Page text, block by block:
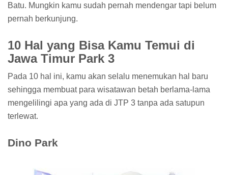
Batu. Mungkin kamu sudah pernah mendengar tapi belum
pernah berkunjung.
10 Hal yang Bisa Kamu Temui di
Jawa Timur Park 3
Pada 10 hal ini, kamu akan selalu menemukan hal baru
sehingga membuat para wisatawan betah berlama-lama
mengelilingi apa yang ada di JTP 3 tanpa ada satupun
terlewat.
Dino Park